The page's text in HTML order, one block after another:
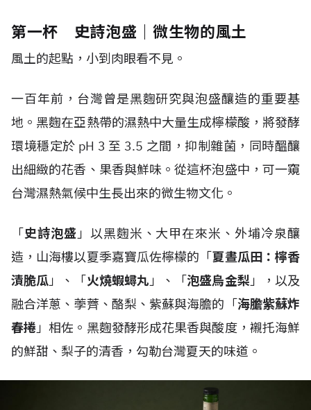
第一杯 史詩泡盛｜微生物的風土
風土的起點，小到肉眼看不見。
一百年前，台灣曾是黑麴研究與泡盛釀造的重要基
地。黑麴在亞熱帶的濕熱中大量生成檸檬酸，將發酵
環境穩定於 pH 3 至 3.5 之間，抑制雜菌，同時醞釀
出細緻的花香、果香與鮮味。從這杯泡盛中，可一窺
台灣濕熱氣候中生長出來的微生物文化。
「史詩泡盛」以黑麴米、大甲在來米、外埔冷泉釀
造，山海樓以夏季嘉寶瓜佐檸檬的「夏晝瓜田：檸香
漬脆瓜」、「火燒蝦蟳丸」、「泡盛烏金梨」，以及
融合洋蔥、荸薺、酪梨、紫蘇與海膽的「海膽紫蘇炸
春捲」相佐。黑麴發酵形成花果香與酸度，襯托海鮮
的鮮甜、梨子的清香，勾勒台灣夏天的味道。